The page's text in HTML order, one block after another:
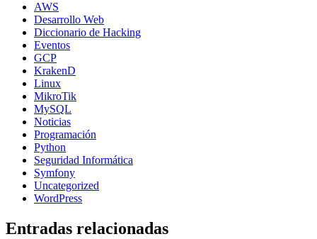
AWS
Desarrollo Web
Diccionario de Hacking
Eventos
GCP
KrakenD
Linux
MikroTik
MySQL
Noticias
Programación
Python
Seguridad Informática
Symfony
Uncategorized
WordPress
Entradas relacionadas